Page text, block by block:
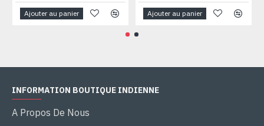
Ajouter au panier Ajouter au panier
INFORMATION BOUTIQUE INDIENNE
A Propos De Nous